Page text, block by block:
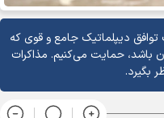
توافق دیپلماتیک جامع و قوی که
باشد، حمایت می‌کنیم. مذاکرات
بگیرد.